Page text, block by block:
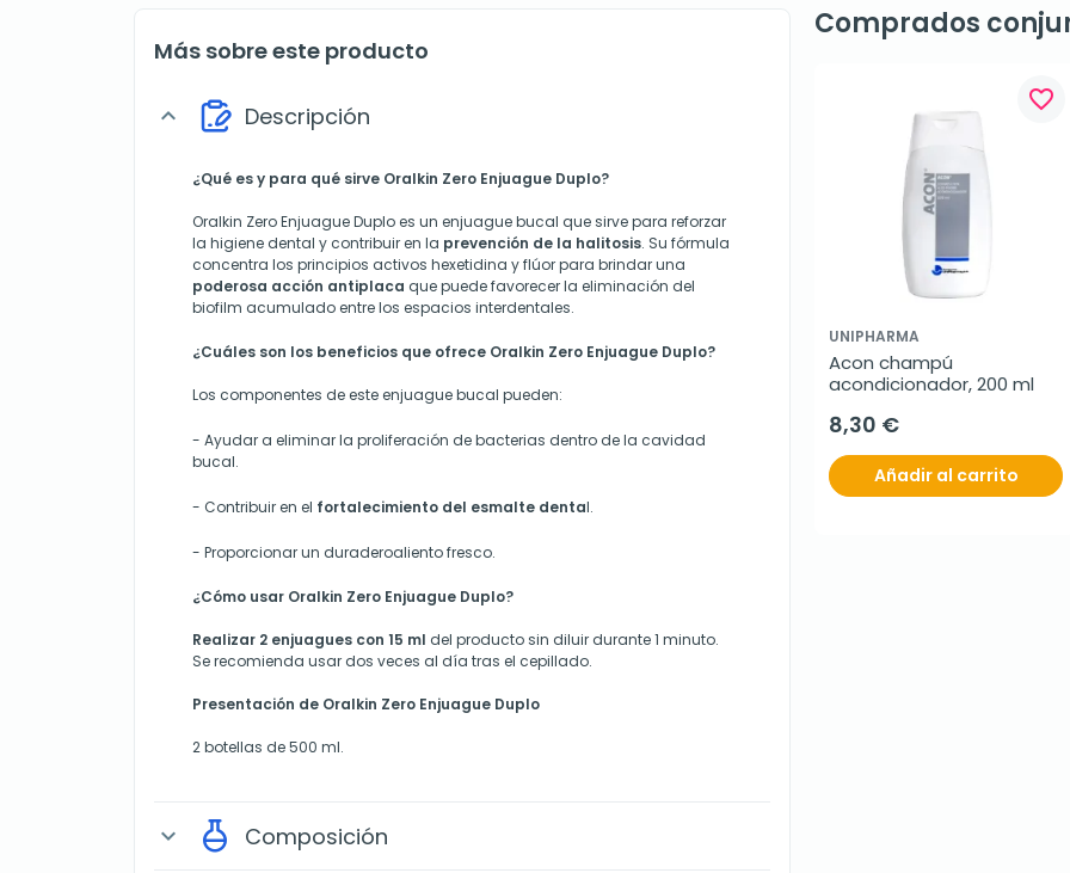
Más sobre este producto
expand_more Descripción
¿Qué es y para qué sirve Oralkin Zero Enjuague Duplo?
Oralkin Zero Enjuague Duplo es un enjuague bucal que sirve para reforzar
la higiene dental y contribuir en la prevención de la halitosis. Su fórmula
concentra los principios activos hexetidina y flúor para brindar una
poderosa acción antiplaca que puede favorecer la eliminación del
biofilm acumulado entre los espacios interdentales.
¿Cuáles son los beneficios que ofrece Oralkin Zero Enjuague Duplo?
Los componentes de este enjuague bucal pueden:
- Ayudar a eliminar la proliferación de bacterias dentro de la cavidad
bucal.
- Contribuir en el fortalecimiento del esmalte dental.
- Proporcionar un duraderoaliento fresco.
¿Cómo usar Oralkin Zero Enjuague Duplo?
Realizar 2 enjuagues con 15 ml del producto sin diluir durante 1 minuto.
Se recomienda usar dos veces al día tras el cepillado.
Presentación de Oralkin Zero Enjuague Duplo
2 botellas de 500 ml.
expand_more Composición
Comprados
favorite_border
UNIPHARMA
Acon champú
acondicionador, 200 ml
8,30 €
Añadir al carrito